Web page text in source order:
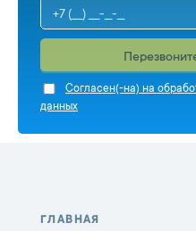
Cогласен(-на) на
данных
ГЛАВНАЯ